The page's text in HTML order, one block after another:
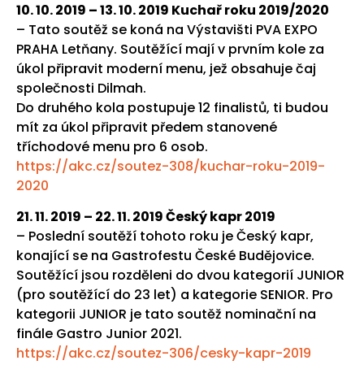
10. 10. 2019 – 13. 10. 2019 Kuchař roku 2019/2020
– Tato soutěž se koná na Výstavišti PVA EXPO
PRAHA Letňany. Soutěžící mají v prvním kole za
úkol připravit moderní menu, jež obsahuje čaj
společnosti Dilmah.
Do druhého kola postupuje 12 finalistů, ti budou
mít za úkol připravit předem stanovené
tříchodové menu pro 6 osob.
https://akc.cz/soutez-308/kuchar-roku-2019-
2020
21. 11. 2019 – 22. 11. 2019 Český kapr 2019
– Poslední soutěží tohoto roku je Český kapr,
konající se na Gastrofestu České Budějovice.
Soutěžící jsou rozděleni do dvou kategorií JUNIOR
(pro soutěžící do 23 let) a kategorie SENIOR. Pro
kategorii JUNIOR je tato soutěž nominační na
finále Gastro Junior 2021.
https://akc.cz/soutez-306/cesky-kapr-2019